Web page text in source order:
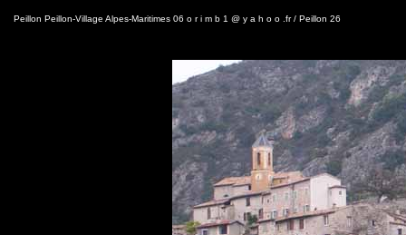
Peillon Peillon-Village Alpes-Maritimes 06 o r i m b 1 @ y a h o o .fr / Peillon 26